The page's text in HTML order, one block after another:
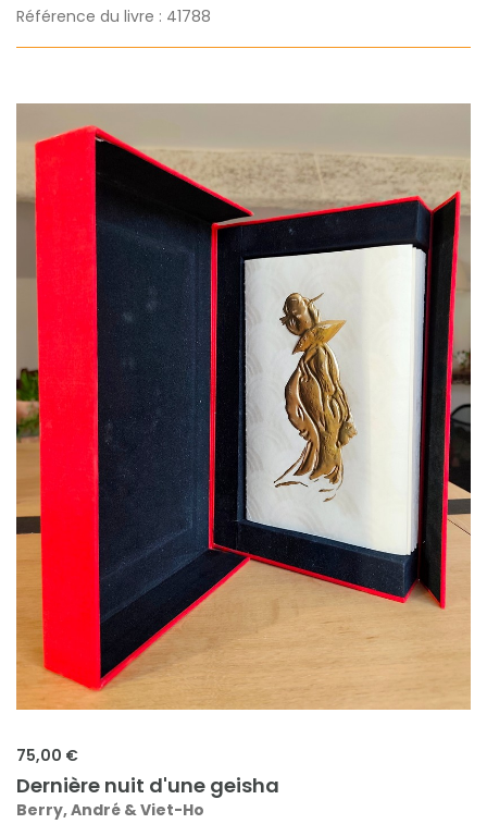
Référence du livre : 41788
75,00 €
Dernière nuit d'une geisha
Berry, André & Viet-Ho